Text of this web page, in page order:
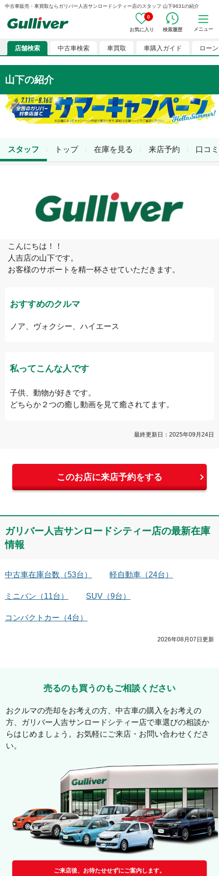
中古車販売・車買取ならガリバー人吉サンロードシティー店のスタッフ 山下9631の紹介
0
お気に入り 検索履歴 メニュー
店舗検索 中古車検索 車買取 車購入ガイド ローン
山下の紹介
トップ 在庫を見る 来店予約 口コミ
スタッフ
店舗スタッフ
こんにちは！！
人吉店の山下です。
お客様のサポートを精一杯させていただきます。
おすすめのクルマ
ノア、ヴォクシー、ハイエース
私ってこんな人です
子供、動物が好きです。
どちらか２つの癒し動画を見て癒されてます。
最終更新日： 2025年09月24日
このお店に来店予約をする
ガリバー人吉サンロードシティー店の最新在庫
情報
中古車在庫台数 （53台） 軽自動車 （24台）
ミニバン （11台） SUV （9台）
コンパクトカー （4台）
2026年08月07日更新
売るのも買うのもご相談ください
おクルマの売却をお考えの方、中古車の購入をお考えの
方、
ガリバー人吉サンロードシティー店で車選びの相談か
らはじめましょう。お気軽にご来店・お問い合わせくださ
い。
ご来店後、お待たせせずにご案内します。